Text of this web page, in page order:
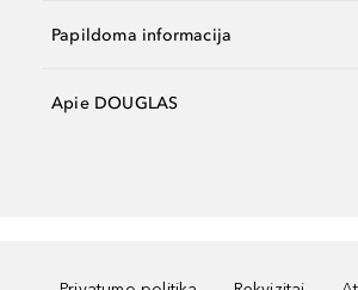
Papildoma informacija
Apie DOUGLAS